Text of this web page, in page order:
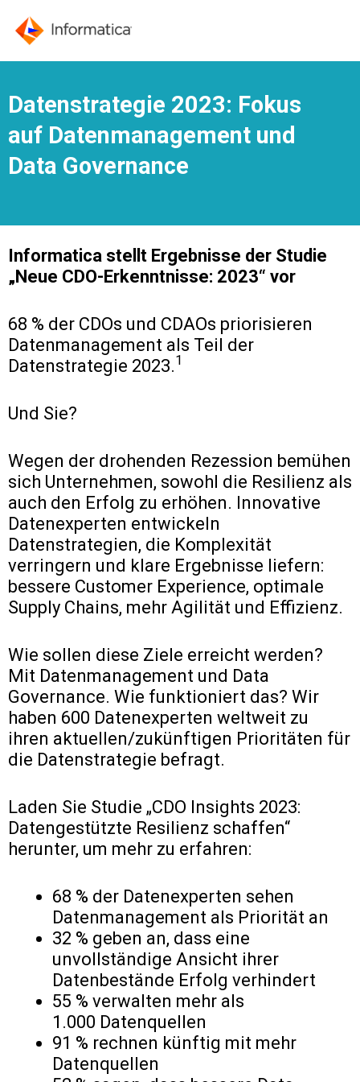
Datenstrategie 2023: Fokus
auf Datenmanagement und
Data Governance
Informatica stellt Ergebnisse der Studie
„Neue CDO-Erkenntnisse: 2023“ vor
68 % der CDOs und CDAOs priorisieren
Datenmanagement als Teil der
Datenstrategie 2023.1
Und Sie?
Wegen der drohenden Rezession bemühen
sich Unternehmen, sowohl die Resilienz als
auch den Erfolg zu erhöhen. Innovative
Datenexperten entwickeln
Datenstrategien, die Komplexität
verringern und klare Ergebnisse liefern:
bessere Customer Experience, optimale
Supply Chains, mehr Agilität und Effizienz.
Wie sollen diese Ziele erreicht werden?
Mit Datenmanagement und Data
Governance. Wie funktioniert das? Wir
haben 600 Datenexperten weltweit zu
ihren aktuellen/zukünftigen Prioritäten für
die Datenstrategie befragt.
Laden Sie Studie „CDO Insights 2023:
Datengestützte Resilienz schaffen“
herunter, um mehr zu erfahren:
68 % der Datenexperten sehen
Datenmanagement als Priorität an
32 % geben an, dass eine
unvollständige Ansicht ihrer
Datenbestände Erfolg verhindert
55 % verwalten mehr als
1.000 Datenquellen
91 % rechnen künftig mit mehr
Datenquellen